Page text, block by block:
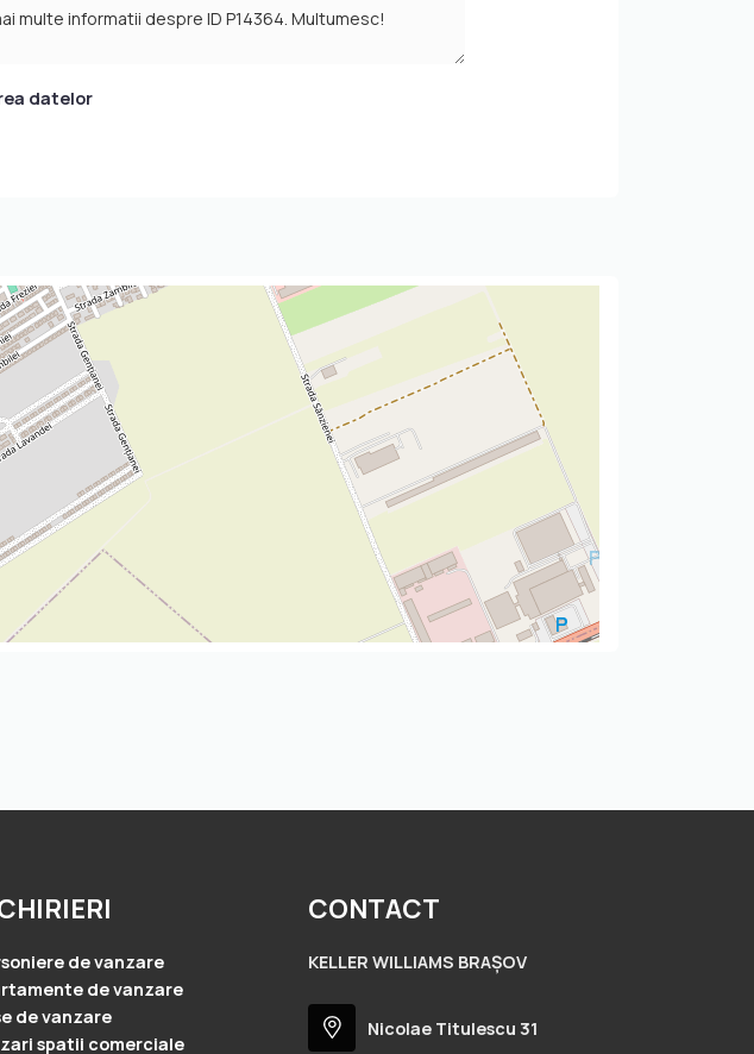
datelor
de vanzare
de vanzare
de vanzare
spatii comerciale
CONTACT
KELLER WILLIAMS BRAȘOV
Nicolae Titulescu 31